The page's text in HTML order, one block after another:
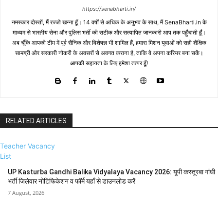
https://senabharti.in/
नमस्कार दोस्तों, मैं रज्जो खन्ना हूँ। 14 वर्षों से अधिक के अनुभव के साथ, मैं SenaBharti.in के
माध्यम से भारतीय सेना और पुलिस भर्ती की सटीक और सत्यापित जानकारी आप तक पहुँचाती हूँ।
अब चूँकि आपकी टीम में पूर्व सैनिक और विशेषज्ञ भी शामिल हैं, हमारा मिशन युवाओं को सही शैक्षिक
सामग्री और सरकारी नौकरी के अवसरों से अवगत कराना है, ताकि वे अपना करियर बना सकें।
आपकी सहायता के लिए हमेशा तत्पर हूँ!
RELATED ARTICLES
Teacher Vacancy
List
UP Kasturba Gandhi Balika Vidyalaya Vacancy 2026: यूपी कस्तूरबा गांधी
भर्ती जिलेवार नोटिफिकेशन व फॉर्म यहाँ से डाउनलोड करें
7 August, 2026